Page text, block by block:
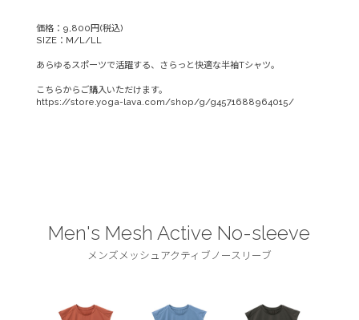
価格：9,800円(税込)
SIZE：M/L/LL
あらゆるスポーツで活躍する、さらっと快適な半袖Tシャツ。
こちらからご購入いただけます。
https://store.yoga-lava.com/shop/g/g4571688964015/
Men's Mesh Active No-sleeve
メンズメッシュアクティブノースリーブ